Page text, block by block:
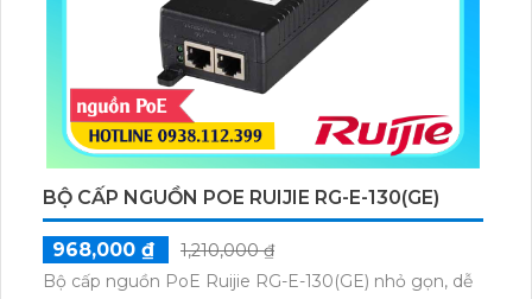
BỘ CẤP NGUỒN POE RUIJIE RG-E-130(GE)
968,000 ₫
1,210,000 ₫
Bộ cấp nguồn PoE Ruijie RG-E-130(GE) nhỏ gọn, dễ